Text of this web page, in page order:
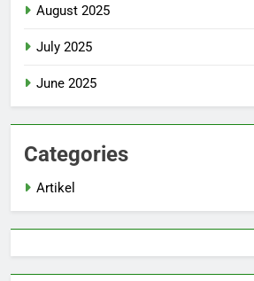
August 2025
July 2025
June 2025
Categories
Artikel